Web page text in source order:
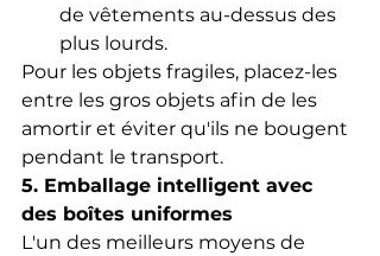
de vêtements au-dessus des
plus lourds.
Pour les objets fragiles, placez-les
entre les gros objets afin de les
amortir et éviter qu'ils ne bougent
pendant le transport.
5. Emballage intelligent avec
des boîtes uniformes
L'un des meilleurs moyens de